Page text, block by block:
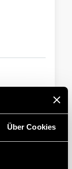
Über Cookies